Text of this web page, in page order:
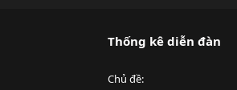
Thống kê diễn đàn
Chủ đề